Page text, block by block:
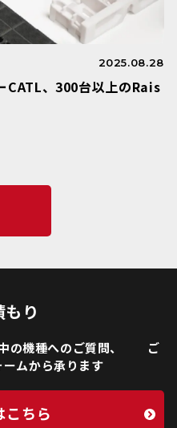
2025.08.28
CATL、300台以上のRais
り
中の機種へのご質問、 ご
ムから承ります
こちら